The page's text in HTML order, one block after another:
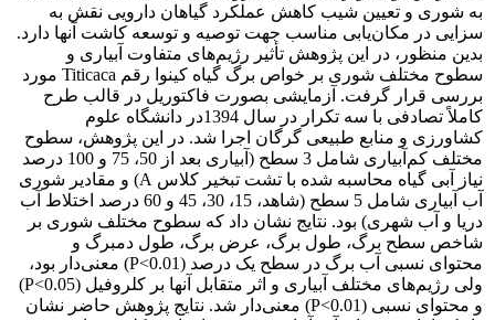
به شوری و تعیین شیب کاهش عملکرد گیاهان دارویی نقش به
سزایی در مکان‌یابی مناسب جهت توصیه و توسعه کاشت آنها دارد.
بدین منظور، در این پژوهش تأثیر رژیم‌های متفاوت آبیاری و
سطوح مختلف شوری بر خواص برگ گیاه کینوا رقم Titicaca مورد
بررسی قرار گرفت. آزمایشی بصورت فاکتوریل در قالب طرح
کاملاً تصادفی با سه تکرار در سال 1394در دانشگاه علوم
کشاورزی و منابع طبیعی گرگان اجرا شد. در این پژوهش، سطوح
مختلف کم‌آبیاری شامل 3 سطح (آبیاری بعد از 50، 75 و 100 درصد
نیاز آبی گیاه محاسبه شده با تشت تبخیر کلاس A) و مقادیر شوری
آب آبیاری شامل 5 سطح (شاهد، 15، 30، 45 و 60 درصد اختلاط آب
دریا و آب شهری) بود. نتایج نشان داد که سطوح مختلف شوری بر
شاخص سطح برگ، طول برگ، عرض برگ، طول دمبرگ و
محتوای نسبی آب برگ در سطح یک درصد (P<0.01) معنی‌دار بود،
ولی رژیم‌های مختلف آبیاری و اثر متقابل آنها بر کلروفیل (P<0.05)
و محتوای نسبی (P<0.01) معنی‌دار شد. نتایج پژوهش حاضر نشان